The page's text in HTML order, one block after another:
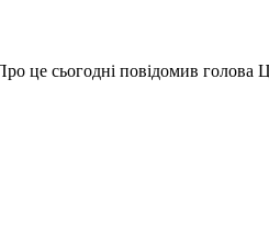
це сьогодні повідомив